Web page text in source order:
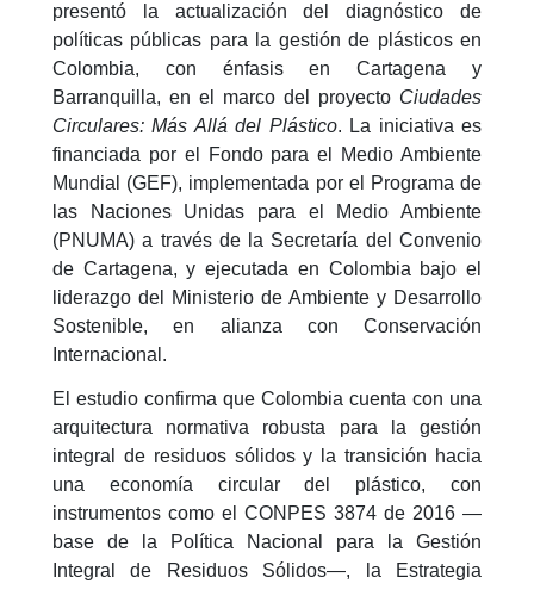
presentó la actualización del diagnóstico de
políticas públicas para la gestión de plásticos en
Colombia, con énfasis en Cartagena y
Barranquilla, en el marco del proyecto Ciudades
Circulares: Más Allá del Plástico. La iniciativa es
financiada por el Fondo para el Medio Ambiente
Mundial (GEF), implementada por el Programa de
las Naciones Unidas para el Medio Ambiente
(PNUMA) a través de la Secretaría del Convenio
de Cartagena, y ejecutada en Colombia bajo el
liderazgo del Ministerio de Ambiente y Desarrollo
Sostenible, en alianza con Conservación
Internacional.
El estudio confirma que Colombia cuenta con una
arquitectura normativa robusta para la gestión
integral de residuos sólidos y la transición hacia
una economía circular del plástico, con
instrumentos como el CONPES 3874 de 2016 —
base de la Política Nacional para la Gestión
Integral de Residuos Sólidos—, la Estrategia